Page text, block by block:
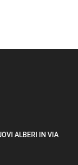
ALBERI IN VIA